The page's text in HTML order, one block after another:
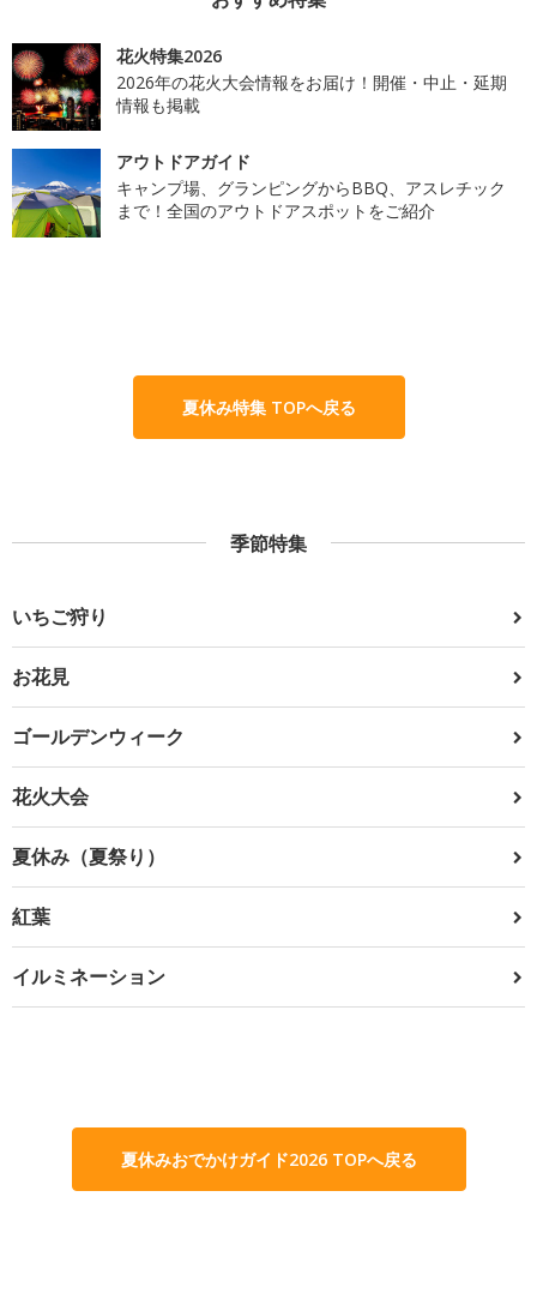
花火特集2026
2026年の花火大会情報をお届け！開催・中止・延期
情報も掲載
アウトドアガイド
キャンプ場、グランピングからBBQ、アスレチック
まで！全国のアウトドアスポットをご紹介
夏休み特集 TOPへ戻る
季節特集
いちご狩り
お花見
ゴールデンウィーク
花火大会
夏休み（夏祭り）
紅葉
イルミネーション
夏休みおでかけガイド2026 TOPへ戻る